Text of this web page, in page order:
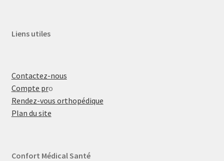
Liens utiles
Contactez-nous
Compte pro
Rendez-vous orthopédique
Plan du site
Confort Médical Santé